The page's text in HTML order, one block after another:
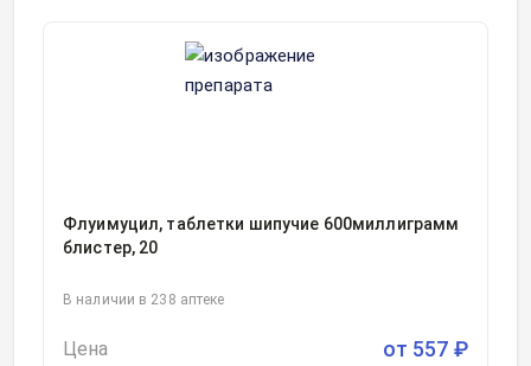
Флуимуцил, таблетки шипучие 600миллиграмм
блистер, 20
В наличии в 238 аптеке
Цена от 557 ₽